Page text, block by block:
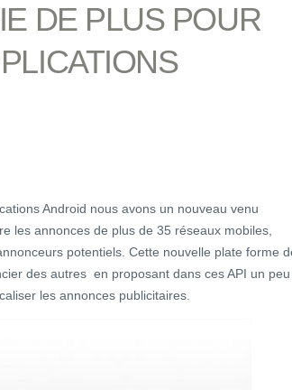
DE PLUS POUR
Android nous avons un nouveau venu
les annonces de plus de 35 réseaux mobiles,
potentiels. Cette nouvelle plate forme
des autres en proposant dans ces API un peu
les annonces publicitaires.